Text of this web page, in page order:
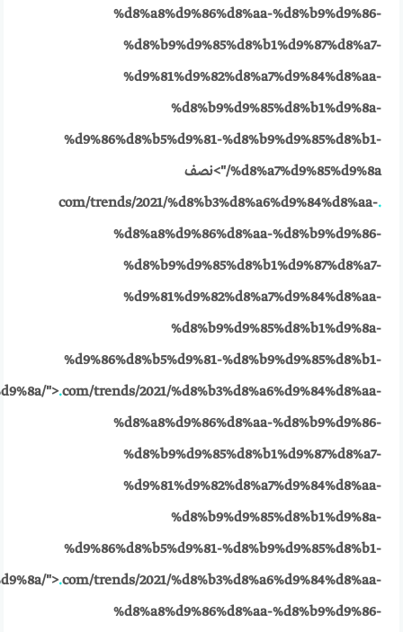
%d8%a8%d9%86%d8%aa-%d8%b9%d9%86-
%d8%b9%d9%85%d8%b1%d9%87%d8%a7-
%d9%81%d9%82%d8%a7%d9%84%d8%aa-
%d8%b9%d9%85%d8%b1%d9%8a-
%d9%86%d8%b5%d9%81-%d8%b9%d9%85%d8%b1-
%d8%a7%d9%85%d9%8a/">نصف
.
com/trends/2021/%d8%b3%d8%a6%d9%84%d8%aa-
%d8%a8%d9%86%d8%aa-%d8%b9%d9%86-
%d8%b9%d9%85%d8%b1%d9%87%d8%a7-
%d9%81%d9%82%d8%a7%d9%84%d8%aa-
%d8%b9%d9%85%d8%b1%d9%8a-
%d9%86%d8%b5%d9%81-%d8%b9%d9%85%d8%b1-
">.com/trends/2021/%d8%b3%d8%a6%d9%84%d8%aa-
%d8%a8%d9%86%d8%aa-%d8%b9%d9%86-
%d8%b9%d9%85%d8%b1%d9%87%d8%a7-
%d9%81%d9%82%d8%a7%d9%84%d8%aa-
%d8%b9%d9%85%d8%b1%d9%8a-
%d9%86%d8%b5%d9%81-%d8%b9%d9%85%d8%b1-
">.com/trends/2021/%d8%b3%d8%a6%d9%84%d8%aa-
%d8%a8%d9%86%d8%aa-%d8%b9%d9%86-